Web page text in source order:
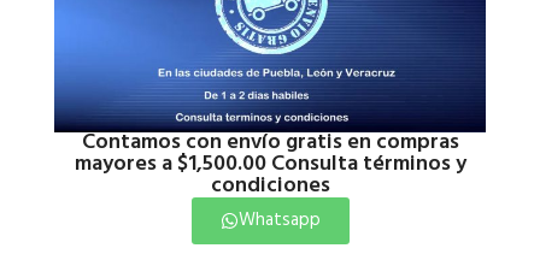
Contamos con envío gratis en compras
mayores a $1,500.00 Consulta términos y
condiciones
Whatsapp